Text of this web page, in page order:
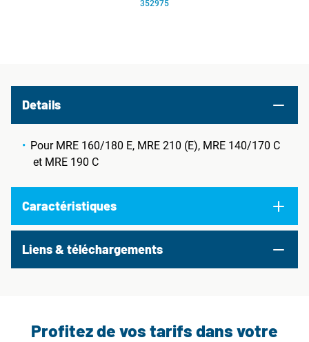
352975
Details
Pour MRE 160/180 E, MRE 210 (E), MRE 140/170 C
et MRE 190 C
Caractéristiques
Liens & téléchargements
Profitez de vos tarifs dans votre